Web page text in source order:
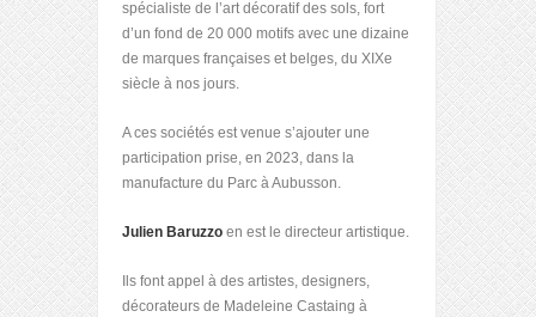
spécialiste de l’art décoratif des sols, fort
d’un fond de 20 000 motifs avec une dizaine
de marques françaises et belges, du XIXe
siècle à nos jours.
A ces sociétés est venue s’ajouter une
participation prise, en 2023, dans la
manufacture du Parc à Aubusson.
Julien Baruzzo en est le directeur artistique.
Ils font appel à des artistes, designers,
décorateurs de Madeleine Castaing à